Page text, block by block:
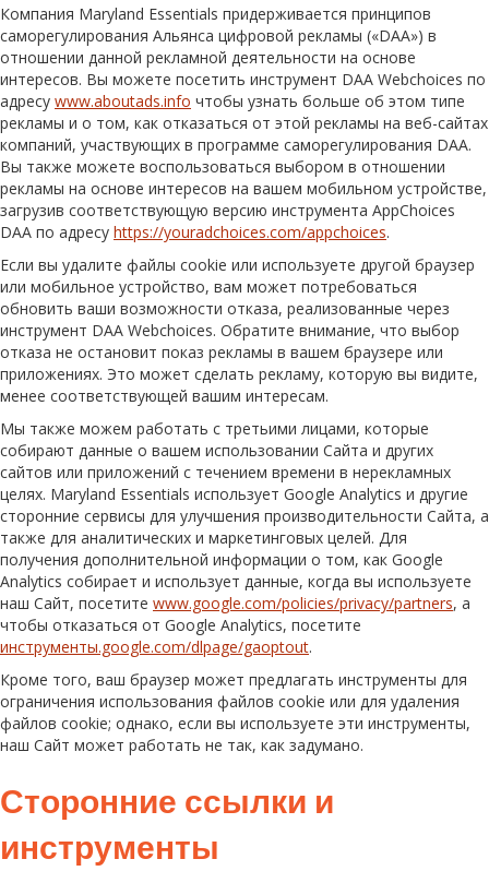
Компания Maryland Essentials придерживается принципов
саморегулирования Альянса цифровой рекламы («DAA») в
отношении данной рекламной деятельности на основе
интересов. Вы можете посетить инструмент DAA Webchoices по
адресу www.aboutads.info чтобы узнать больше об этом типе
рекламы и о том, как отказаться от этой рекламы на веб-сайтах
компаний, участвующих в программе саморегулирования DAA.
Вы также можете воспользоваться выбором в отношении
рекламы на основе интересов на вашем мобильном устройстве,
загрузив соответствующую версию инструмента AppChoices
DAA по адресу https://youradchoices.com/appchoices.
Если вы удалите файлы cookie или используете другой браузер
или мобильное устройство, вам может потребоваться
обновить ваши возможности отказа, реализованные через
инструмент DAA Webchoices. Обратите внимание, что выбор
отказа не остановит показ рекламы в вашем браузере или
приложениях. Это может сделать рекламу, которую вы видите,
менее соответствующей вашим интересам.
Мы также можем работать с третьими лицами, которые
собирают данные о вашем использовании Сайта и других
сайтов или приложений с течением времени в нерекламных
целях. Maryland Essentials использует Google Analytics и другие
сторонние сервисы для улучшения производительности Сайта, а
также для аналитических и маркетинговых целей. Для
получения дополнительной информации о том, как Google
Analytics собирает и использует данные, когда вы используете
наш Сайт, посетите www.google.com/policies/privacy/partners, а
чтобы отказаться от Google Analytics, посетите
инструменты.google.com/dlpage/gaoptout.
Кроме того, ваш браузер может предлагать инструменты для
ограничения использования файлов cookie или для удаления
файлов cookie; однако, если вы используете эти инструменты,
наш Сайт может работать не так, как задумано.
Сторонние ссылки и
инструменты